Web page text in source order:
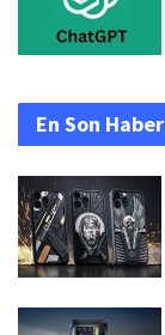
En Son